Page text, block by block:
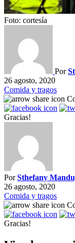
Foto: cortesía
Por
26 agosto, 2020
Comida y tragos
Gracias!
PorSthefany
26 agosto, 2020
Comida y tragos
Gracias!